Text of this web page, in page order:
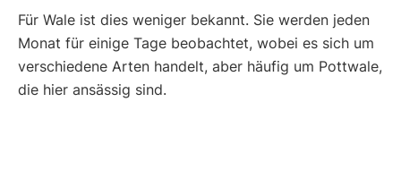
Für Wale ist dies weniger bekannt. Sie werden jeden
Monat für einige Tage beobachtet, wobei es sich um
verschiedene Arten handelt, aber häufig um Pottwale,
die hier ansässig sind.